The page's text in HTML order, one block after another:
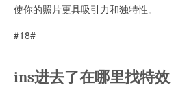
使你的照片更具吸引力和独特性。
#18#
ins进去了在哪里找特效